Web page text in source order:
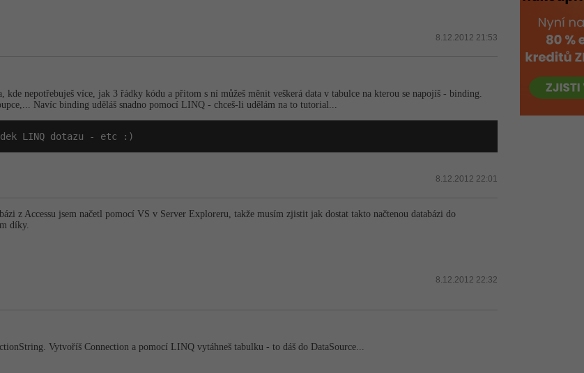
8.12.2012 21:53
kde nepotřebuješ více, jak 3 řádky kódu a přitom s ní můžeš měnit veškerá data v tabulce na kterou se napojíš - binding.
Navíc binding uděláš snadno pomocí LINQ - chceš-li udělám na to tutorial...
LINQ dotazu - etc :)
8.12.2012 22:01
z Accessu jsem načetl pomocí VS v Server Exploreru, takže musím zjistit jak dostat takto načtenou databázi do
díky.
8.12.2012 22:32
Vytvoříš Connection a pomocí LINQ vytáhneš tabulku - to dáš do DataSource...